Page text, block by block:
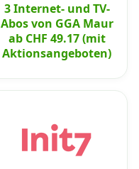
3 Internet- und TV-
Abos von GGA Maur
ab CHF 49.17 (mit
Aktionsangeboten)